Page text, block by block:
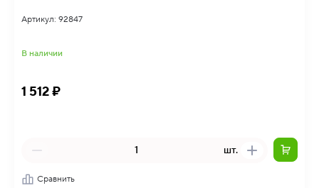
Артикул: 92847
В наличии
1 512 ₽
шт.
Сравнить